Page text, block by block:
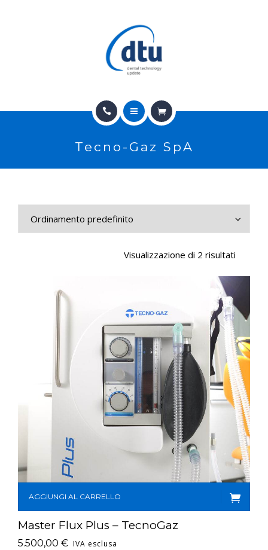
USATO
ASSISTENZA
Tecno-Gaz SpA
Visualizzazione di 2 risultati
AGGIUNGI AL CARRELLO
Master Flux Plus – TecnoGaz
5.500,00 € IVA esclusa